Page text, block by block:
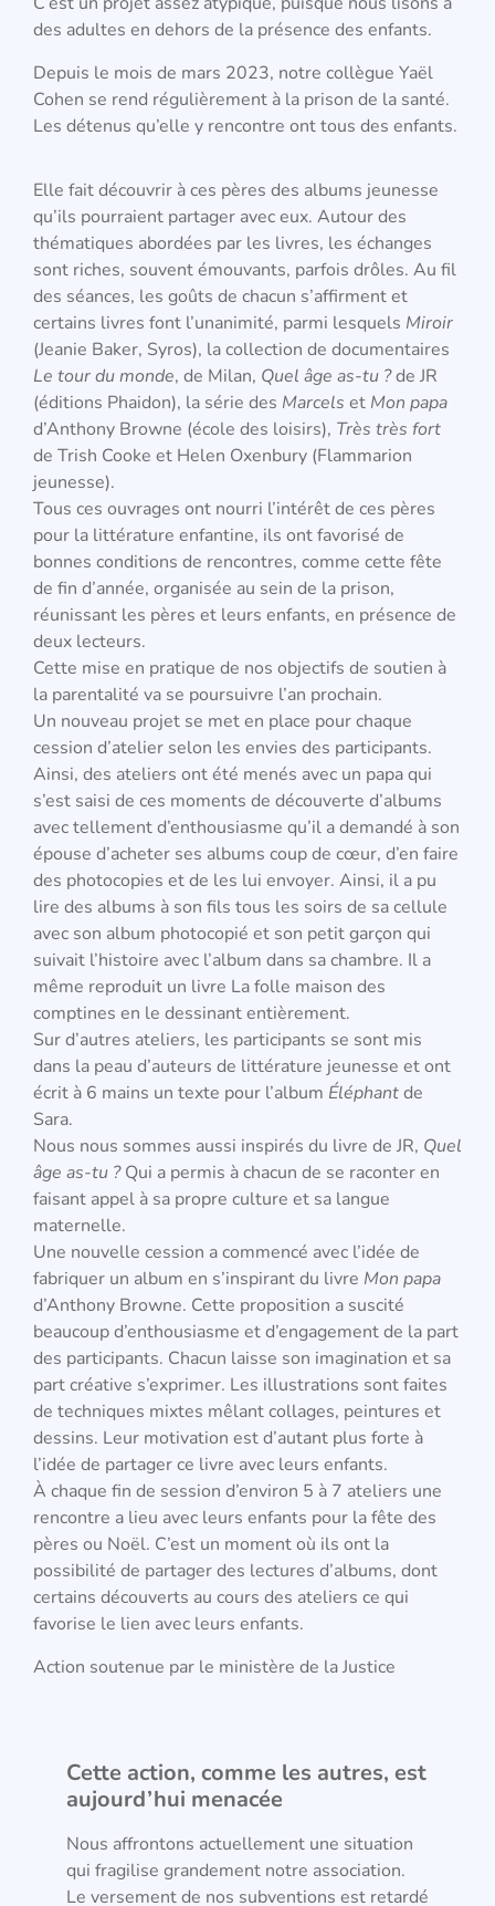
des adultes en dehors de la présence des enfants.
Depuis le mois de mars 2023, notre collègue Yaël
Cohen se rend régulièrement à la prison de la santé.
Les détenus qu’elle y rencontre ont tous des enfants.
Elle fait découvrir à ces pères des albums jeunesse
qu’ils pourraient partager avec eux. Autour des
thématiques abordées par les livres, les échanges
sont riches, souvent émouvants, parfois drôles. Au fil
des séances, les goûts de chacun s’affirment et
certains livres font l’unanimité, parmi lesquels Miroir
(Jeanie Baker, Syros), la collection de documentaires
Le tour du monde, de Milan, Quel âge as-tu ?de JR
(éditions Phaidon), la série des Marcels et Mon papa
d’Anthony Browne (école des loisirs), Très très fort
de Trish Cooke et Helen Oxenbury (Flammarion
jeunesse).
Tous ces ouvrages ont nourri l’intérêt de ces pères
pour la littérature enfantine, ils ont favorisé de
bonnes conditions de rencontres, comme cette fête
de fin d’année, organisée au sein de la prison,
réunissant les pères et leurs enfants, en présence de
deux lecteurs.
Cette mise en pratique de nos objectifs de soutien à
la parentalité va se poursuivre l’an prochain.
Un nouveau projet se met en place pour chaque
cession d’atelier selon les envies des participants.
Ainsi, des ateliers ont été menés avec un papa qui
s’est saisi de ces moments de découverte d’albums
avec tellement d’enthousiasme qu’il a demandé à son
épouse d’acheter ses albums coup de cœur, d’en faire
des photocopies et de les lui envoyer. Ainsi, il a pu
lire des albums à son fils tous les soirs de sa cellule
avec son album photocopié et son petit garçon qui
suivait l’histoire avec l’album dans sa chambre. Il a
même reproduit un livre La folle maison des
comptines en le dessinant entièrement.
Sur d’autres ateliers, les participants se sont mis
dans la peau d’auteurs de littérature jeunesse et ont
écrit à 6 mains un texte pour l’album Éléphantde
Sara.
Nous nous sommes aussi inspirés du livre de JR, Quel
âge as-tu ?Qui a permis à chacun de se raconter en
faisant appel à sa propre culture et sa langue
maternelle.
Une nouvelle cession a commencé avec l’idée de
fabriquer un album en s’inspirant du livre Mon papa
d’Anthony Browne. Cette proposition a suscité
beaucoup d’enthousiasme et d’engagement de la part
des participants. Chacun laisse son imagination et sa
part créative s’exprimer. Les illustrations sont faites
de techniques mixtes mêlant collages, peintures et
dessins. Leur motivation est d’autant plus forte à
l’idée de partager ce livre avec leurs enfants.
À chaque fin de session d’environ 5 à 7 ateliers une
rencontre a lieu avec leurs enfants pour la fête des
pères ou Noël. C’est un moment où ils ont la
possibilité de partager des lectures d’albums, dont
certains découverts au cours des ateliers ce qui
favorise le lien avec leurs enfants.
Action soutenue par le ministère de la Justice
Cette action, comme les autres, est
aujourd’hui menacée
Nous affrontons actuellement une situation
qui fragilise grandement notre association.
Le versement de nos subventions est retardé